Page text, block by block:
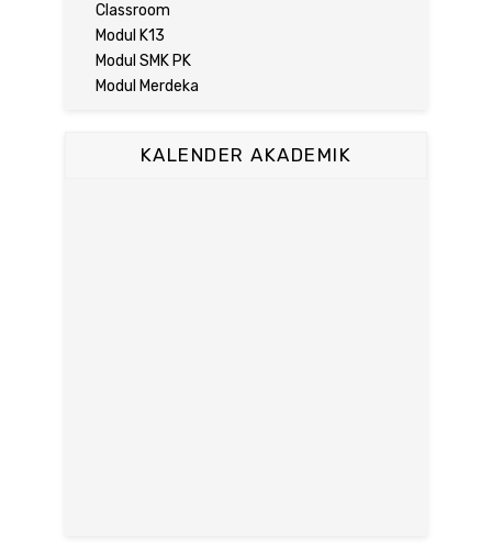
Classroom
Modul K13
Modul SMK PK
Modul Merdeka
KALENDER AKADEMIK